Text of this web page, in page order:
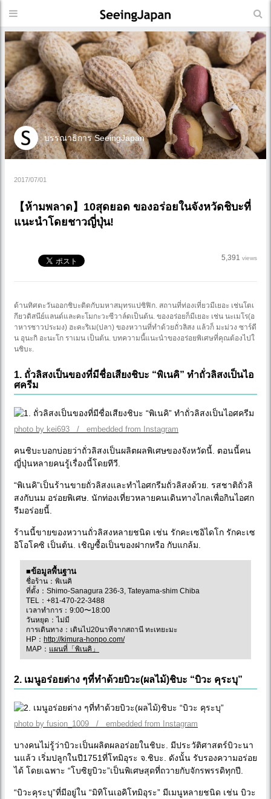
บรรณาธิการ SeeingJapan
2017/07/01
【ห้ามพลาด】10สุดยอด ของอร่อยในจังหวัดชิบะที่
แนะนำโดยชาวญี่ปุ่น!
5,391 views
ด้านทิศตะวันออกชิบะติดกับมหาสมุทรแปซิฟิก. สถานที่ท่องเที่ยวมีเยอะ เช่นโตเ
กียวดิสนีย์แลนด์และคะโมกะวะซีวาล์ดเป็นต้น. ของอร่อยก็มีเยอะ เช่น นะเมโร(อ
าหารชาวประมง) ฮะคะริเม(ปลา) ของหวานที่ทำด้วยถั่วลิสง แล้วก็ มะม่วง ซาร์ดี
น อุนะกิ อะนะโก ราเมน เป็นต้น. บทความนี้แนะนำของอร่อยพิเศษที่คุณต้องไปใ
นชิบะ.
1. ถั่วลิสงเป็นของที่มีชื่อเสียงชิบะ “พิเนคิ” ทำถั่วลิสงเป็นไอ
ศครีม
photo by kei693 / embedded from Instagram
คนชิบะบอกบ่อยว่าถั่วลิสงเป็นผลิตผลพิเศษของจังหวัดนี้. ตอนนี้คน
ญี่ปุ่นหลายคนรู้เรื่องนี้โดยทีวี.
“พิเนคิ”เป็นร้านขายถั่วลิสงและทำไอศกรีมถั่วลิสงด้วย. รสชาติถั่วลิ
สงกับนม อร่อยพิเศษ. นักท่องเที่ยวหลายคนเดินทางไกลเพื่อกินไอศก
รีมอร่อยนี้.
ร้านนี้ขายของหวานถั่วลิสงหลายชนิด เช่น รักคะเซอิไดโก รักคะเซ
อิโอโคซิ เป็นต้น. เชิญซื้อเป็นของฝากหรือ กับแกล้ม.
■ข้อมูลพื้นฐาน
ชื่อร้าน：พิเนคิ
ที่ตั้ง：Shimo-Sanagura 236-3, Tateyama-shim Chiba
TEL：+81-470-22-3488
เวลาทำการ：9:00〜18:00
วันหยุด：ไม่มี
การเดินทาง：เดินไป20นาทีจากสถานี ทะเทยะมะ
HP： http://kimura-honpo.com/
MAP： แผนที่「พิเนคิ」
2. เมนูอร่อยต่าง ๆที่ทำด้วยบิวะ(ผลไม้)ชิบะ “บิวะ คุระบุ”
photo by fusion_1009 / embedded from Instagram
บางคนไม่รู้ว่าบิวะเป็นผลิตผลอร่อยในชิบะ. มีประวัติศาสตร์บิวะนา
นแล้ว เริ่มปลูกในปี1751ที่โทมิอุระ จ.ชิบะ. ดังนั้น รับรองความอร่อย
ได้ โดยเฉพาะ “โบซิยูบิวะ”เป็นพิเศษสุดที่ถวายกับจักรพรรดิทุกปี.
“บิวะคุระบุ”ที่มีอยู่ใน “มิทิโนเอคิโทมิอุระ” มีเมนูหลายชนิด เช่น บิวะ